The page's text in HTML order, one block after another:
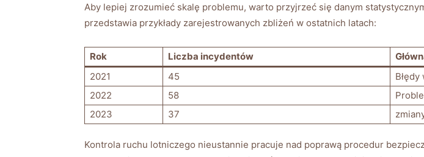
Aby ⁢lepiej zrozumieć skalę problemu,‌ warto przyjrzeć ​się danym
przedstawia ⁣przykłady zarejestrowanych zbliżeń w ostatnich latach:
Rok Liczba incydentów
2021
45
2022
58
2023
37
Kontrola​ ruchu lotniczego nieustannie pracuje nad poprawą procedur